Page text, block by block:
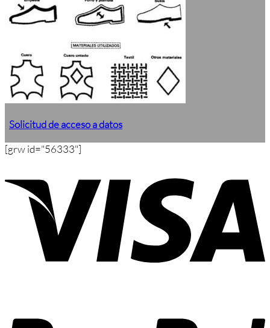
Solicitud de acceso a datos
[grw id="56333"]